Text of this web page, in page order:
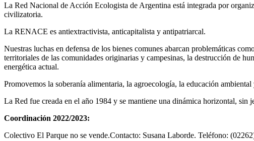
La Red Nacional de Acción Ecologista de Argentina está integrada por
civilizatoria.
La RENACE es antiextractivista, anticapitalista y antipatriarcal.
Nuestras luchas en defensa de los bienes comunes abarcan problemáticas
territoriales de las comunidades originarias y campesinas, la destrucción de
energética actual.
Promovemos la soberanía alimentaria, la agroecología, la educación
La Red fue creada en el año 1984 y se mantiene una dinámica horizontal, sin
Coordinación 2022/2023:
Colectivo El Parque no se vende.Contacto: Susana Laborde. Teléfono: